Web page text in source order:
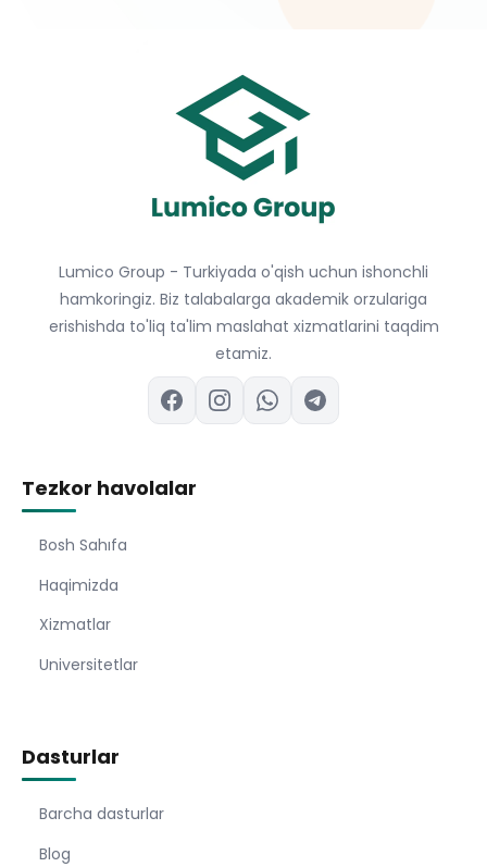
Lumico Group - Turkiyada o'qish uchun ishonchli
hamkoringiz. Biz talabalarga akademik orzulariga
erishishda to'liq ta'lim maslahat xizmatlarini taqdim
etamiz.
Tezkor havolalar
Bosh Sahıfa
Haqimizda
Xizmatlar
Universitetlar
Dasturlar
Barcha dasturlar
Blog